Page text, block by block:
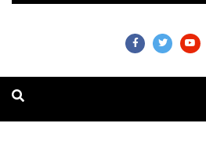
Police